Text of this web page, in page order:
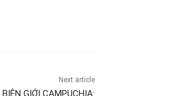
Next article
GIỚI CAMPUCHIA: